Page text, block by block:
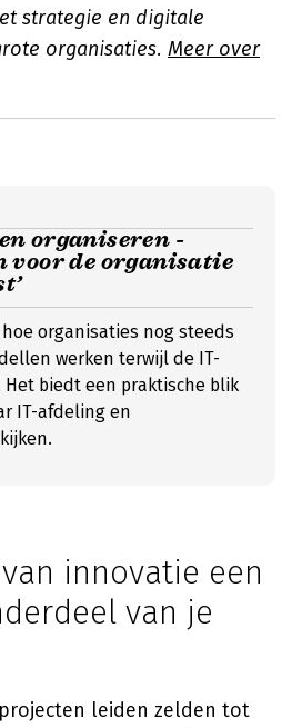
strategie en digitale
organisaties. Meer over
organiseren -
voor de organisatie
organisaties nog steeds
werken terwijl de IT-
biedt een praktische blik
IT-afdeling en
innovatie een
van je
leiden zelden tot